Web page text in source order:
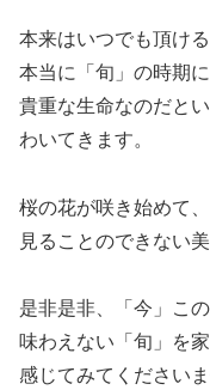
本来はいつでも頂け
本当に「旬」の時期
貴重な生命なのだと
わいてきます。
桜の花が咲き始めて
見ることのできない
是非是非、「今」こ
味わえない「旬」を
感じてみてください